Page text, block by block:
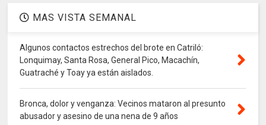
MAS VISTA SEMANAL
Algunos contactos estrechos del brote en Catriló:
Lonquimay, Santa Rosa, General Pico, Macachín,
Guatraché y Toay ya están aislados.
Bronca, dolor y venganza: Vecinos mataron al presunto
abusador y asesino de una nena de 9 años